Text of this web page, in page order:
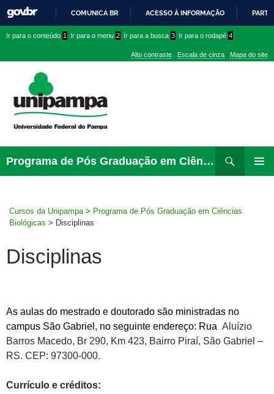
PARA
CONTEÚDO
COMUNICA BR ACESSO À INFORMAÇÃO
conteúdo
menu
superior
menu
Ir para o conteúdo 1 Ir para o menu 2 Ir para a busca 3 Ir para o rodapé 4
Alto contraste Escala de cinza Mapa do site
Programa de Pós Graduação em Ciências Biológicas
para
Cursos da Unipampa > Programa de Pós Graduação em Ciências
Biológicas > Disciplinas
Disciplinas
As aulas do mestrado e doutorado são ministradas no
campus São Gabriel, no seguinte endereço: Rua Aluízio
Barros Macedo, Br 290, Km 423, Bairro Piraí, São Gabriel –
RS. CEP: 97300-000.
Currículo e créditos: